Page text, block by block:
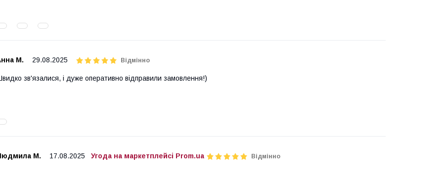
М. 29.08.2025 Відмінно
зв'язалися, і дуже оперативно відправили замовлення!)
М. 17.08.2025 Угода на маркетплейсі Prom.ua Відмінно